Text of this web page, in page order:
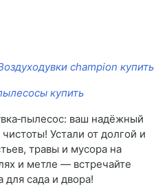
champion купить
купить
ваш надёжный
Устали от долгой и
травы и мусора на
и метле — встречайте
сада и двора!